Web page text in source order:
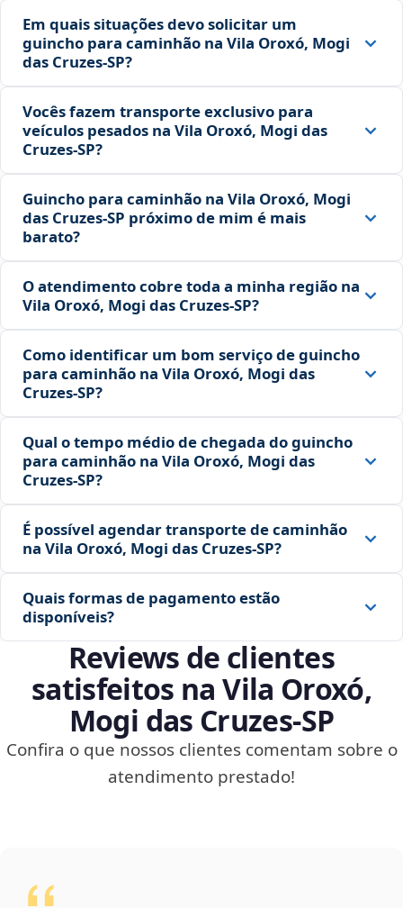
Em quais situações devo solicitar um
guincho para caminhão na Vila Oroxó, Mogi
das Cruzes‑SP?
Vocês fazem transporte exclusivo para
veículos pesados na Vila Oroxó, Mogi das
Cruzes‑SP?
Guincho para caminhão na Vila Oroxó, Mogi
das Cruzes‑SP próximo de mim é mais
barato?
O atendimento cobre toda a minha região na
Vila Oroxó, Mogi das Cruzes‑SP?
Como identificar um bom serviço de guincho
para caminhão na Vila Oroxó, Mogi das
Cruzes‑SP?
Qual o tempo médio de chegada do guincho
para caminhão na Vila Oroxó, Mogi das
Cruzes‑SP?
É possível agendar transporte de caminhão
na Vila Oroxó, Mogi das Cruzes‑SP?
Quais formas de pagamento estão
disponíveis?
Reviews de clientes
satisfeitos na Vila Oroxó,
Mogi das Cruzes‑SP
Confira o que nossos clientes comentam sobre o
atendimento prestado!